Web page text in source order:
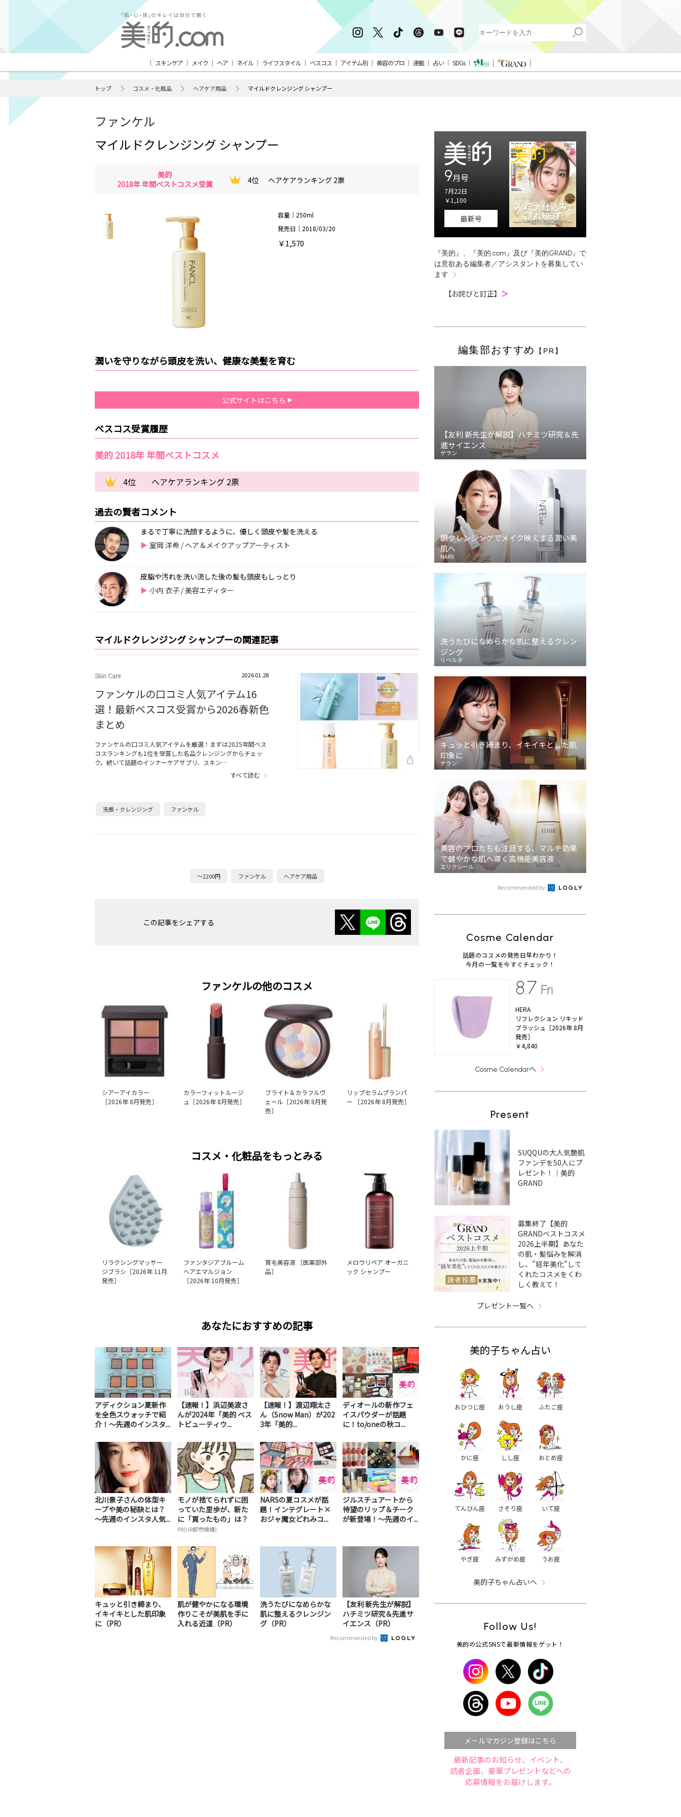
スキンケア メイク ヘア ネイル ライフスタイル ベスコス アイテム別 美容のプロ 連載 占い SDGs
トップ コスメ・化粧品 ヘアケア用品 マイルドクレンジング シャンプー
ファンケル
マイルドクレンジング シャンプー
美的
2018年 年間ベストコスメ受賞
4位 ヘアケアランキング 2票
容量｜250ml
発売日｜2018/03/20
￥1,570
潤いを守りながら頭皮を洗い、健康な美髪を育む
公式サイトはこちら
ベスコス受賞履歴
美的 2018年 年間ベストコスメ
4位 ヘアケアランキング 2票
過去の賢者コメント
まるで丁寧に洗顔するように、優しく頭皮や髪を洗える
室岡 洋希 / ヘア＆メイクアップアーティスト
皮脂や汚れを洗い流した後の髪も頭皮もしっとり
小内 衣子 / 美容エディター
マイルドクレンジング シャンプーの関連記事
Skin Care 2026.01.28
ファンケルの口コミ人気アイテム16
選！最新ベスコス受賞から2026春新色
まとめ
ファンケルの口コミ人気アイテムを厳選！まずは2025年間ベス
コスランキングも1位を受賞した名品クレンジングからチェッ
ク。続いて話題のインナーケアサプリ、スキン…
すべて読む
洗顔・クレンジング ファンケル
～2200円 ファンケル ヘアケア用品
この記事をシェアする
ファンケルの他のコスメ
シアーアイカラー
［2026年 8月発売］
カラーフィットルージ
ュ［2026年 8月発売］
ブライト＆カラフルヴ
ェール［2026年 8月発
売］
リップセラムプランパ
ー ［2026年 8月発売］
コスメ・化粧品をもっとみる
リラクシングマッサー
ジブラシ［2026年 11月
発売］
ファンタジアブルーム
ヘアエマルジョン
［2026年 10月発売］
育毛美容液 ［医薬部外
品］
メロウリペア オーガニ
ック シャンプー
あなたにおすすめの記事
アディクション夏新作
を全色スウォッチで紹
介！～先週のインスタ...
【速報！】浜辺美波さ
んが2024年「美的 ベス
トビューティウ...
【速報！】渡辺翔太さ
ん（Snow Man）が202
3年「美的...
ディオールの新作フェ
イスパウダーが話題
に！to/oneの秋コ...
北川景子さんの体型キ
ープや美の秘訣とは？
～先週のインスタ人気...
モノが捨てられずに困
っていた里歩が、新た
に「買ったもの」は？
PR(UR都市機構)
NARSの夏コスメが話
題！インテグレート×
おジャ魔女どれみコ...
ジルスチュアートから
待望のリップ＆チーク
が新登場！～先週のイ...
キュッと引き締まり、
イキイキとした肌印象
に（PR）
肌が健やかになる環境
作りこそが美肌を手に
入れる近道（PR）
洗うたびになめらかな
肌に整えるクレンジン
グ（PR）
【友利 新先生が解説】
ハチミツ研究＆先進サ
イエンス（PR）
Recommended by
9月号
7月22日
￥1,100
最新号
『美的』、『美的.com』及び『美的GRAND』で
は意欲ある編集者／アシスタントを募集してい
ます
【お詫びと訂正】 ＞
編集部おすすめ 【PR】
【友利 新先生が解説】ハチミツ研究＆先
進サイエンス
ゲラン
朝クレンジングでメイク映えする潤い美
肌へ
NARS
洗うたびになめらかな肌に整えるクレン
ジング
リベルタ
キュッと引き締まり、イキイキとした肌
印象に
ゲラン
美容のプロたちも注目する、マルチ効果
で健やかな肌へ導く高機能美容液
エリクシール
Recommended by
Cosme Calendar
話題のコスメの発売日早わかり！
今月の一覧を今すぐチェック！
8.7 Fri
HERA
リフレクション リキッド
ブラッシュ［2026年 8月
発売］
￥4,840
Cosme Calendarへ
Present
SUQQUの大人気艶肌
ファンデを50人にプ
レゼント！｜美的
GRAND
募集終了【美的
GRANDベストコスメ
2026上半期】あなた
の肌・髪悩みを解消
し、”経年美化”して
くれたコスメをくわ
しく教えて！
プレゼント一覧へ
美的子ちゃん占い
おひつじ座 おうし座 ふたご座
かに座 しし座 おとめ座
てんびん座 さそり座 いて座
やぎ座 みずがめ座 うお座
美的子ちゃん占いへ
Follow Us!
美的の公式SNSで最新情報をゲット！
メールマガジン登録はこちら
最新記事のお知らせ、イベント、
読者企画、豪華プレゼントなどへの
応募情報をお届けします。